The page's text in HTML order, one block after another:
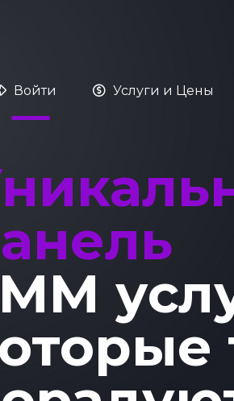
Войти Услуги и Цены